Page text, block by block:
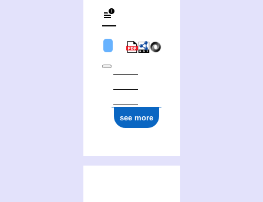
see more